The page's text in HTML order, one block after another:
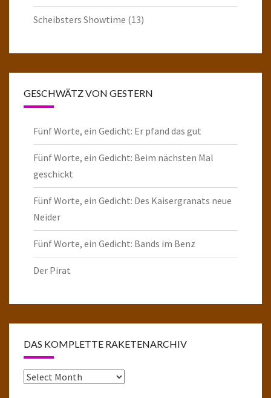
Scheibsters Showtime (13)
GESCHWÄTZ VON GESTERN
Fünf Worte, ein Gedicht: Er pfand das gut
Fünf Worte, ein Gedicht: Beim nächsten Mal
geschickt
Fünf Worte, ein Gedicht: Des Kaisergranats neue
Neider
Fünf Worte, ein Gedicht: Bands im Benz
Der Pirat
DAS KOMPLETTE RAKETENARCHIV
Das